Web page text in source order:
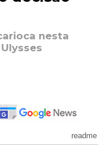
nesta
readme